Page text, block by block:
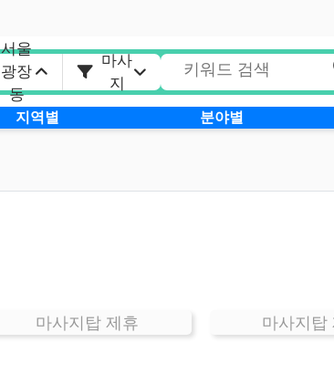
서울
광장
동
마사
지
지역별 분야별
마사지탑 제휴 마사지탑